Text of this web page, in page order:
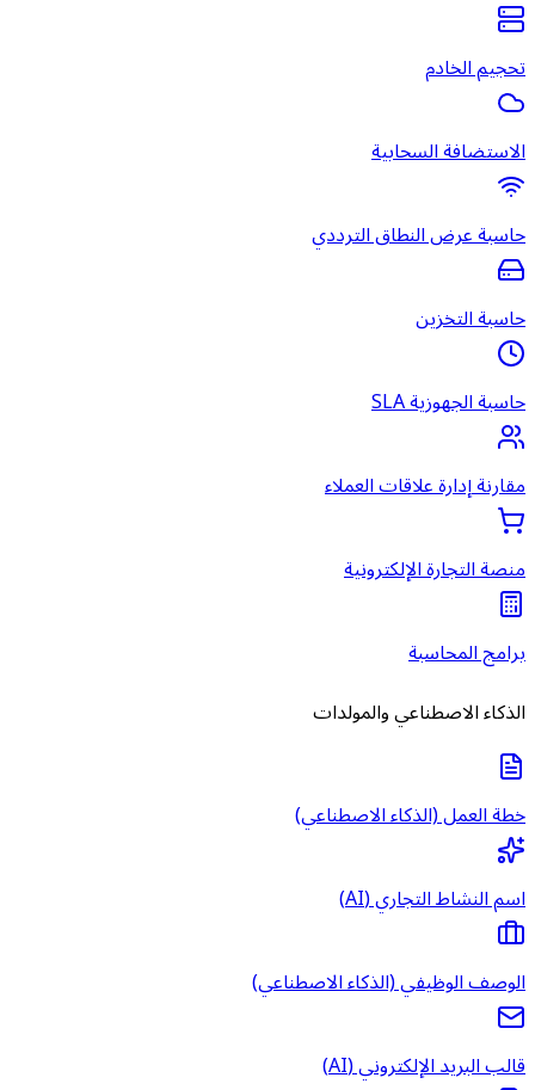
تحجيم الخادم
الاستضافة السحابية
حاسبة عرض النطاق الترددي
حاسبة التخزين
حاسبة الجهوزية SLA
مقارنة إدارة علاقات العملاء
منصة التجارة الإلكترونية
برامج المحاسبة
الذكاء الاصطناعي والمولدات
خطة العمل (الذكاء الاصطناعي)
اسم النشاط التجاري (AI)
الوصف الوظيفي (الذكاء الاصطناعي)
قالب البريد الإلكتروني (AI)